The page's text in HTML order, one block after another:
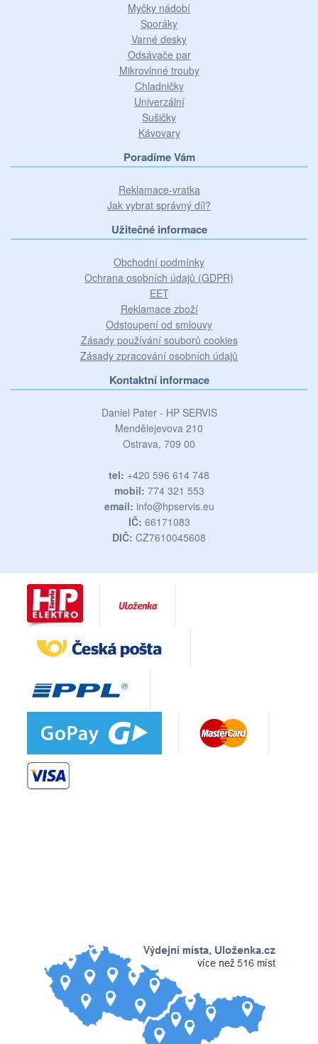
Myčky nádobí
Sporáky
Varné desky
Odsávače par
Mikrovlnné trouby
Chladničky
Univerzální
Sušičky
Kávovary
Poradíme Vám
Reklamace-vratka
Jak vybrat správný díl?
Užitečné informace
Obchodní podmínky
Ochrana osobních údajů (GDPR)
EET
Reklamace zboží
Odstoupení od smlouvy
Zásady používání souborů cookies
Zásady zpracování osobních údajů
Kontaktní informace
Daniel Pater - HP SERVIS
Mendělejevova 210
Ostrava, 709 00
tel: +420 596 614 748
mobil: 774 321 553
email: info@hpservis.eu
IČ: 66171083
DIČ: CZ7610045608